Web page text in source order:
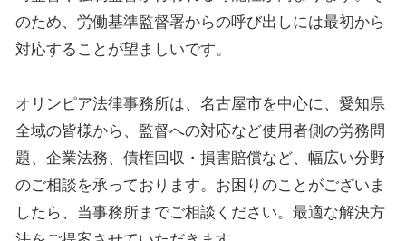
のため、労働基準監督署からの呼び出しには最初から
対応することが望ましいです。
オリンピア法律事務所は、名古屋市を中心に、愛知県
全域の皆様から、監督への対応など使用者側の労務問
題、企業法務、債権回収・損害賠償など、幅広い分野
のご相談を承っております。お困りのことがございま
したら、当事務所までご相談ください。最適な解決方